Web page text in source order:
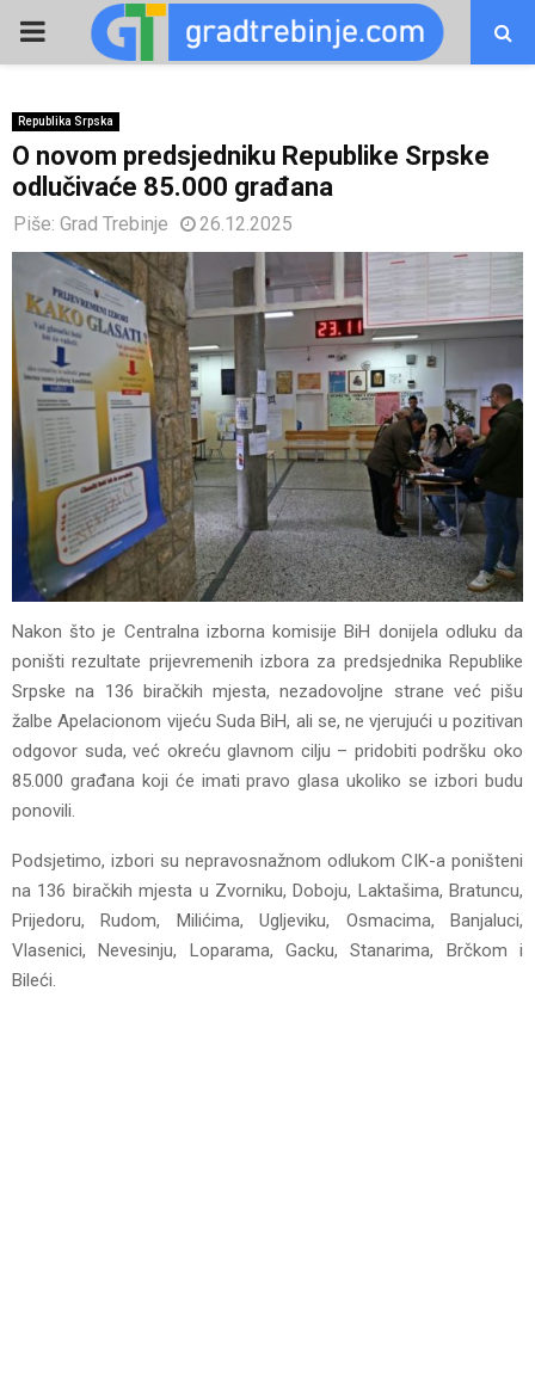
PRIMARY
Republika Srpska
O novom predsjedniku Republike Srpske
odlučivaće 85.000 građana
Piše: Grad Trebinje 26.12.2025
Nakon što je Centralna izborna komisije BiH donijela odluku da
poništi rezultate prijevremenih izbora za predsjednika Republike
Srpske na 136 biračkih mjesta, nezadovoljne strane već pišu
žalbe Apelacionom vijeću Suda BiH, ali se, ne vjerujući u pozitivan
odgovor suda, već okreću glavnom cilju – pridobiti podršku oko
85.000 građana koji će imati pravo glasa ukoliko se izbori budu
ponovili.
Podsjetimo, izbori su nepravosnažnom odlukom CIK-a poništeni
na 136 biračkih mjesta u Zvorniku, Doboju, Laktašima, Bratuncu,
Prijedoru, Rudom, Milićima, Ugljeviku, Osmacima, Banjaluci,
Vlasenici, Nevesinju, Loparama, Gacku, Stanarima, Brčkom i
Bileći.